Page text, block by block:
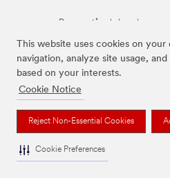
This website uses cookies on
navigation, analyze site usage,
based on your interests.
Cookie Notice
Reject Non-Essential Cookies
Cookie Preferences
De ovenstående brands er